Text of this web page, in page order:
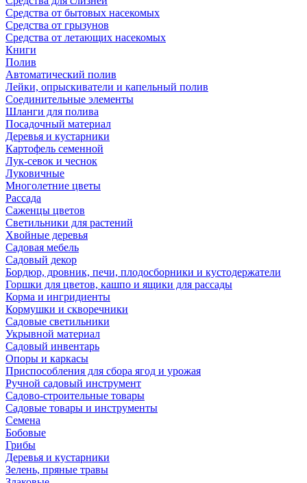
Средства от бытовых насекомых
Средства от грызунов
Средства от летающих насекомых
Книги
Полив
Автоматический полив
Лейки, опрыскиватели и капельный полив
Соединительные элементы
Шланги для полива
Посадочный материал
Деревья и кустарники
Картофель семенной
Лук-севок и чеснок
Луковичные
Многолетние цветы
Рассада
Саженцы цветов
Светильники для растений
Хвойные деревья
Садовая мебель
Садовый декор
Бордюр, дровник, печи, плодосборники и кустодержатели
Горшки для цветов, кашпо и ящики для рассады
Корма и ингридиенты
Кормушки и скворечники
Садовые светильники
Укрывной материал
Садовый инвентарь
Опоры и каркасы
Приспособления для сбора ягод и урожая
Ручной садовый инструмент
Садово-строительные товары
Садовые товары и инструменты
Семена
Бобовые
Грибы
Деревья и кустарники
Зелень, пряные травы